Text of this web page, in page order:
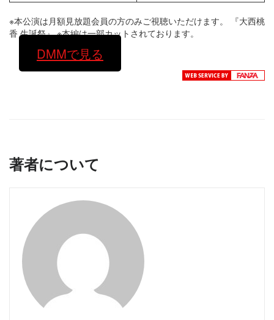
※本公演は月額見放題会員の方のみご視聴いただけます。 『大西桃
香 生誕祭』 ※本編は一部カットされております。
DMMで見る
著者について